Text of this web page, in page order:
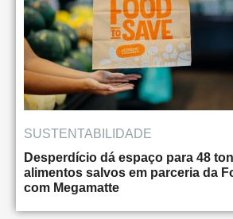
SUSTENTABILIDADE
Desperdício dá espaço para 48
alimentos salvos em parceria da
com Megamatte